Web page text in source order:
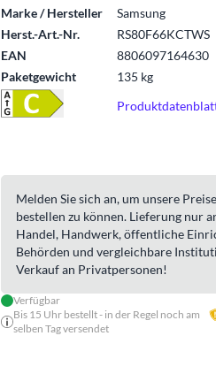
Marke / Hersteller
Samsung
Herst.-Art.-Nr.
RS80F66KCTWS
EAN
8806097164630
Paketgewicht
135 kg
Melden Sie sich an, um unsere
bestellen zu können. Lieferung nur
Handel, Handwerk, öffentliche
Behörden und vergleichbare
Verkauf an Privatpersonen!
Verfügbar
Bis 15 Uhr bestellt - in der Regel noch am
selben Tag versendet